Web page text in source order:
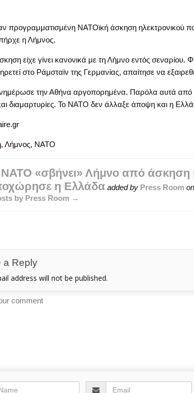
προγραμματισμένη ΝΑΤΟϊκή άσκηση ηλεκτρονικού
η Λήμνος.
είχε γίνει κανονικά με τη Λήμνο εντός σεναρίου.
στο Ράμσταϊν της Γερμανίας, απαίτησε να
την Αθήνα αργοπορημένα. Παρόλα αυτά από
διαμαρτυρίες. Το ΝΑΤΟ δεν άλλαξε άποψη και η
, Λήμνος, ΝΑΤΟ
«σβήνει» Λήμνο από άσκηση
η Ελλάδα added by Press Roomon
by Press Room →
a Reply
address will not be published.